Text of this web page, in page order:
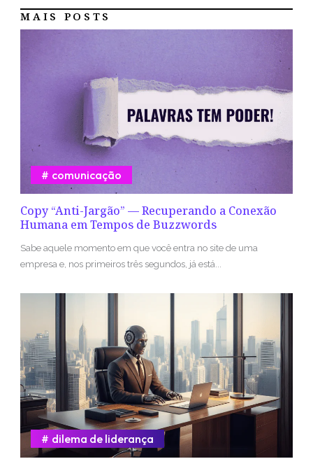
MAIS POSTS
Copy “Anti-Jargão” — Recuperando a Conexão
Humana em Tempos de Buzzwords
comunicação
Sabe aquele momento em que você entra no site de uma
empresa e, nos primeiros três segundos, já está...
dilema de liderança